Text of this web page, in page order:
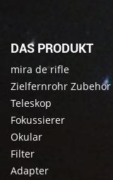
DAS PRODUKT
mira de rifle
Zielfernrohr Zubehör
Teleskop
Fokussierer
Okular
Filter
Adapter